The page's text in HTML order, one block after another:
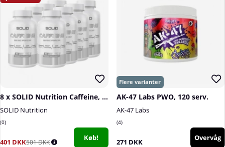
8 x SOLID Nutrition Caffeine, 90 caps
SOLID Nutrition
0
401 DKK501 DKK
Køb!
AK-47 Labs PWO, 120 serv.
AK-47 Labs
4
271 DKK Overvåg